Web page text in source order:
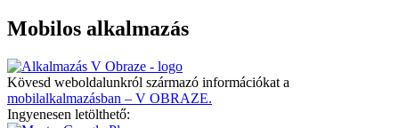
Mobilos alkalmazás
Kövesd weboldalunkról származó információkat a
mobilalkalmazásban – V OBRAZE.
Ingyenesen letölthető: